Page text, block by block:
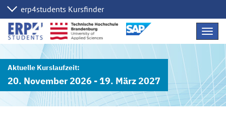
20. November 2026 - 19. März 2027